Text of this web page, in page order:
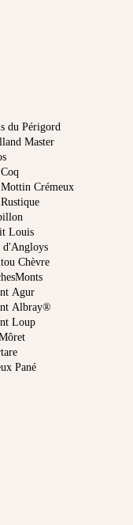
du Périgord
Master
Crémeux
Louis
d'Angloys
Chèvre
Agur
Albray®
Loup
Pané